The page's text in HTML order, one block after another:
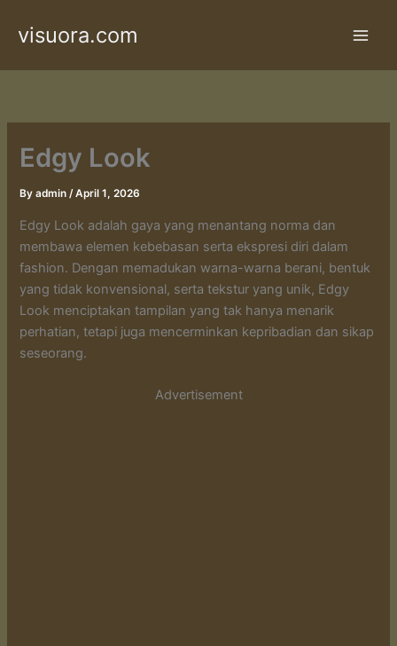
visuora.com
Edgy Look
Byadmin/April 1, 2026
Edgy Look adalah gaya yang menantang norma dan
membawa elemen kebebasan serta ekspresi diri dalam
fashion. Dengan memadukan warna-warna berani, bentuk
yang tidak konvensional, serta tekstur yang unik, Edgy
Look menciptakan tampilan yang tak hanya menarik
perhatian, tetapi juga mencerminkan kepribadian dan sikap
seseorang.
Advertisement